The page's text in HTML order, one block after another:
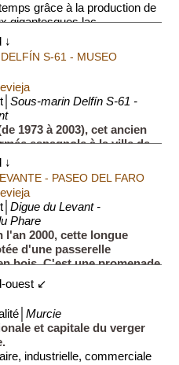
grâce à la production de
gigantesques lac...
↓
S-61 - MUSEO
Sous-marin Delfín S-61 -
1973 à 2003), cet ancien
espagnole à la ville de
en ''musée flottant''.
↓
- PASEO DEL FARO
Digue du Levant -
Phare
l'an 2000, cette longue
d'une passerelle
bois. C'est une promenade
d'avoir une vue panor...
ouest ↙
Murcie
et capitale du verger
industrielle, commerciale